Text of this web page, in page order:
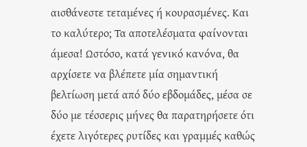
αισθάνεστε τεταμένες ή κουρασμένες. Και
το καλύτερο; Τα αποτελέσματα φαίνονται
άμεσα! Ωστόσο, κατά γενικό κανόνα, θα
αρχίσετε να βλέπετε μία σημαντική
βελτίωση μετά από δύο εβδομάδες, μέσα σε
δύο με τέσσερις μήνες θα παρατηρήσετε ότι
έχετε λιγότερες ρυτίδες και γραμμές καθώς